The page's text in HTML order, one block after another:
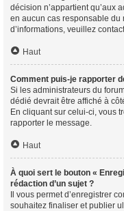
décision n’appartient qu’aux
en aucun cas responsable du
d’informations, veuillez
Haut
Comment puis-je rapporter
Si les administrateurs du
dédié devrait être affiché à
En cliquant sur celui-ci, vous
rapporter le message.
Haut
À quoi sert le bouton «
rédaction d’un sujet ?
Il vous permet d’enregistrer
souhaitez finaliser et publier